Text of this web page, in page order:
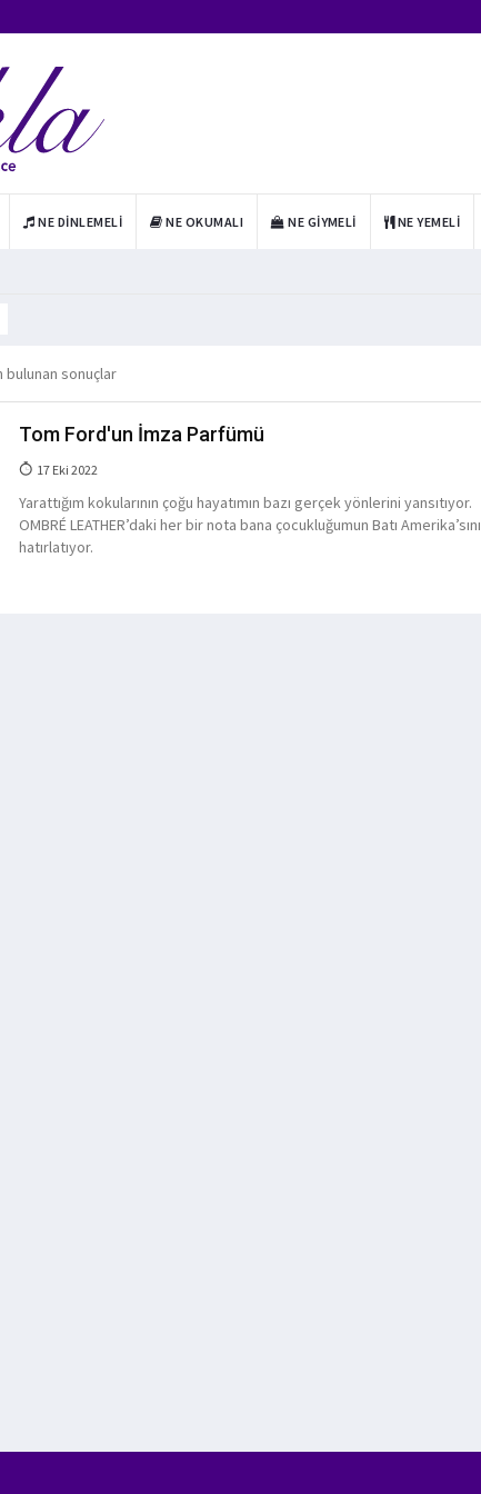
NE DINLEMELI NE OKUMALI NE GIYMELI NE YEMELI
bulunan sonuçlar
Tom Ford'un İmza Parfümü
17 Eki 2022
Yarattığım kokularının çoğu hayatımın bazı gerçek yönlerini yansıtıyor.
OMBRÉ LEATHER’daki her bir nota bana çocukluğumun Batı Amerika’sını
hatırlatıyor.